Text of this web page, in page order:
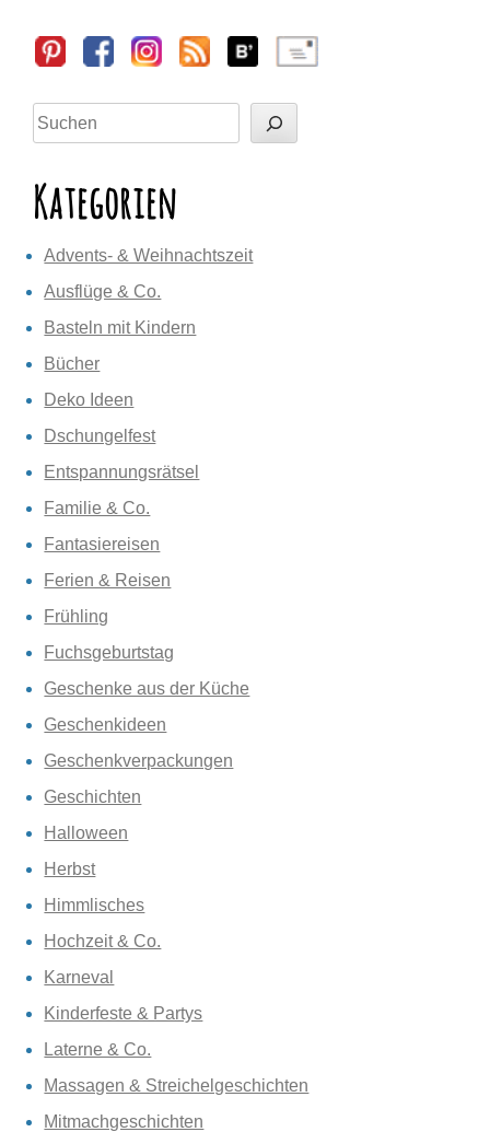
Sidebar
Suchen
Kategorien
Advents- & Weihnachtszeit
Ausflüge & Co.
Basteln mit Kindern
Bücher
Deko Ideen
Dschungelfest
Entspannungsrätsel
Familie & Co.
Fantasiereisen
Ferien & Reisen
Frühling
Fuchsgeburtstag
Geschenke aus der Küche
Geschenkideen
Geschenkverpackungen
Geschichten
Halloween
Herbst
Himmlisches
Hochzeit & Co.
Karneval
Kinderfeste & Partys
Laterne & Co.
Massagen & Streichelgeschichten
Mitmachgeschichten